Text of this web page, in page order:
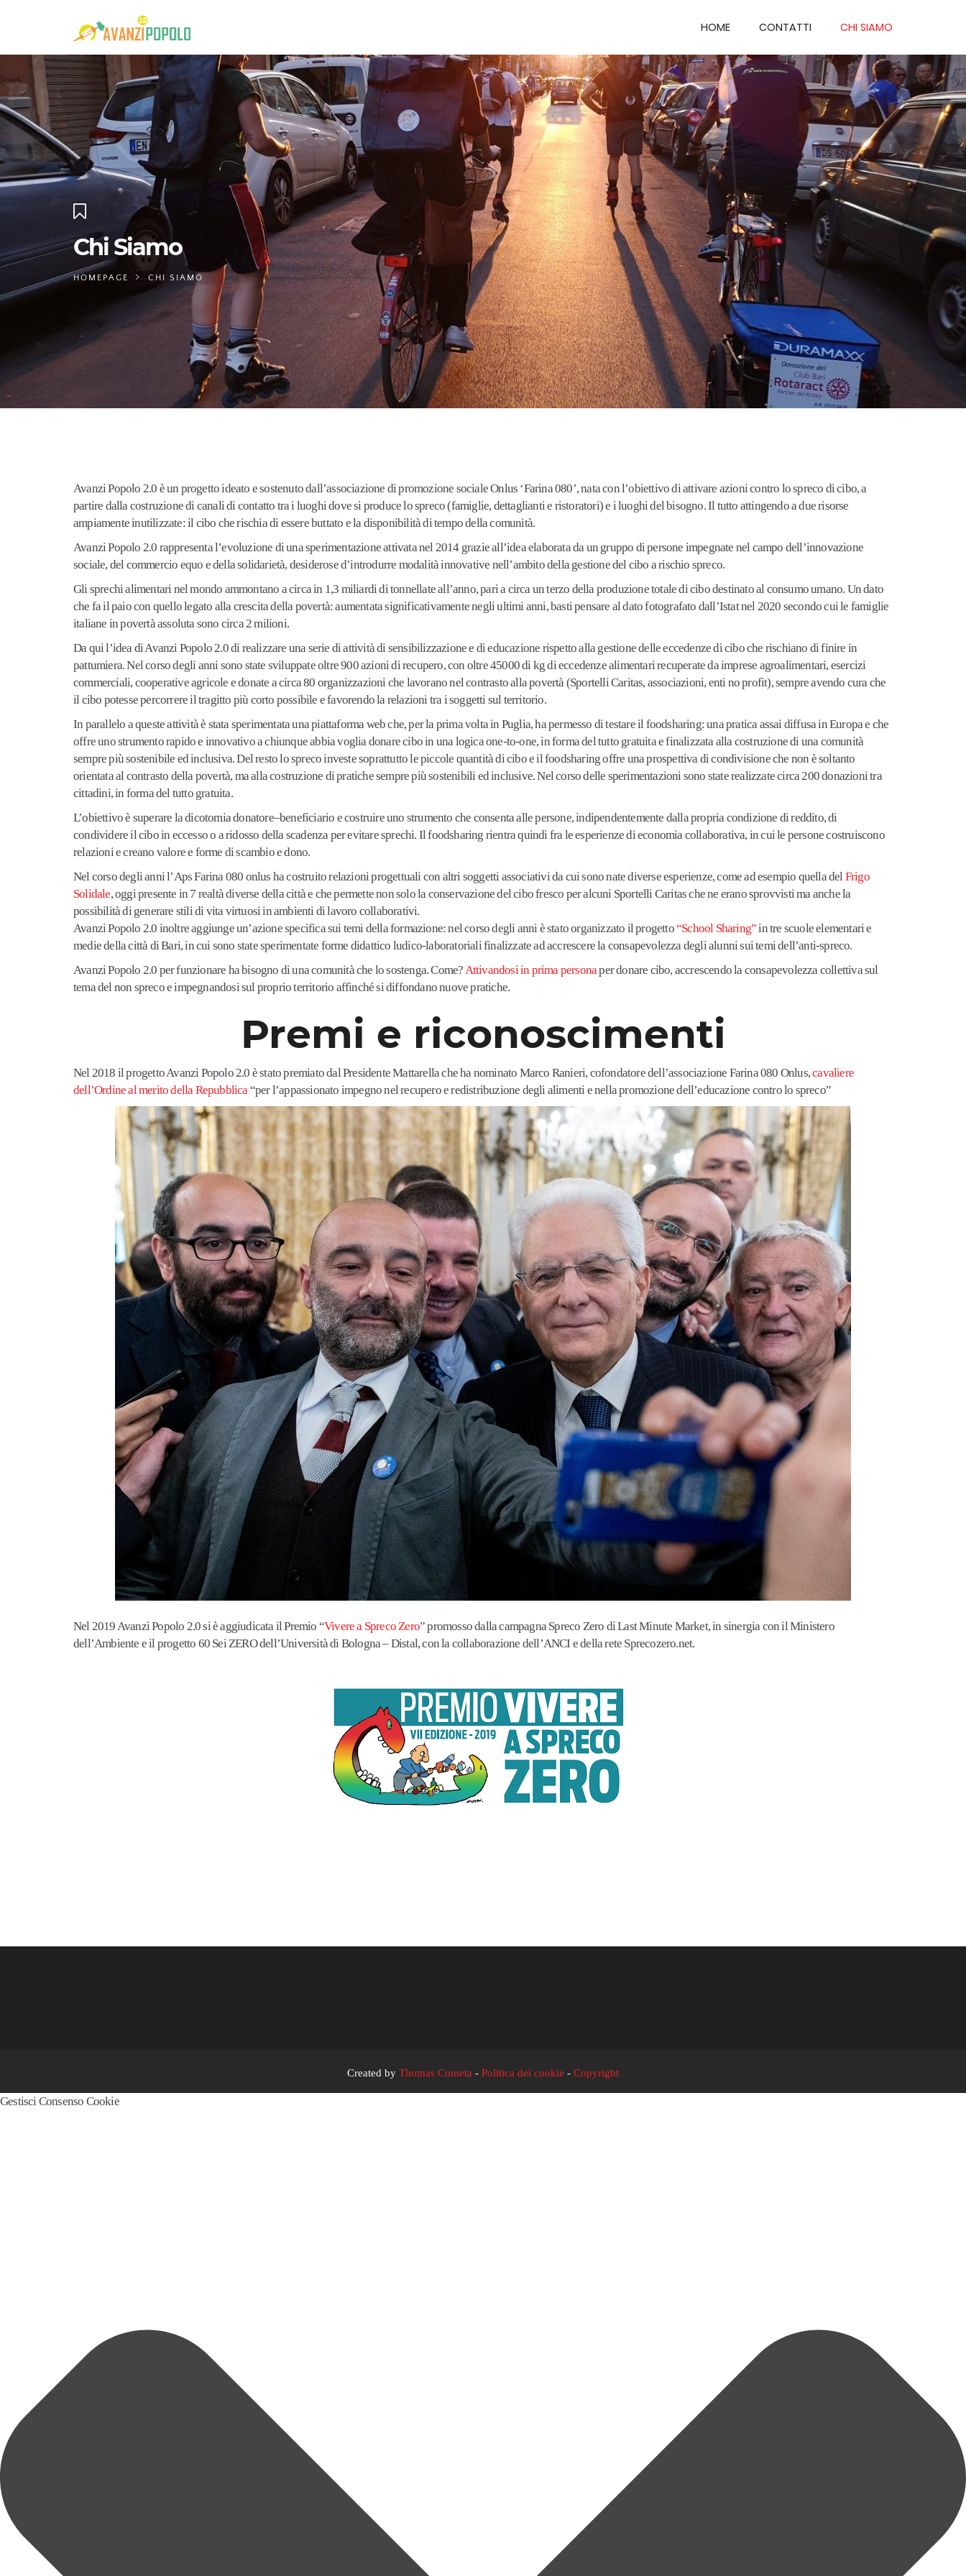
HOME CONTATTI CHI SIAMO
Chi Siamo
HOMEPAGE CHI SIAMO
Avanzi Popolo 2.0 è un progetto ideato e sostenuto dall’associazione di promozione sociale Onlus ‘Farina 080’, nata con l’obiettivo di attivare azioni contro lo spreco di cibo, a
partire dalla costruzione di canali di contatto tra i luoghi dove si produce lo spreco (famiglie, dettaglianti e ristoratori) e i luoghi del bisogno. Il tutto attingendo a due risorse
ampiamente inutilizzate: il cibo che rischia di essere buttato e la disponibilità di tempo della comunità.
Avanzi Popolo 2.0 rappresenta l’evoluzione di una sperimentazione attivata nel 2014 grazie all’idea elaborata da un gruppo di persone impegnate nel campo dell’innovazione
sociale, del commercio equo e della solidarietà, desiderose d’introdurre modalità innovative nell’ambito della gestione del cibo a rischio spreco.
Gli sprechi alimentari nel mondo ammontano a circa in 1,3 miliardi di tonnellate all’anno, pari a circa un terzo della produzione totale di cibo destinato al consumo umano. Un dato
che fa il paio con quello legato alla crescita della povertà: aumentata significativamente negli ultimi anni, basti pensare al dato fotografato dall’Istat nel 2020 secondo cui le famiglie
italiane in povertà assoluta sono circa 2 milioni.
Da qui l’idea di Avanzi Popolo 2.0 di realizzare una serie di attività di sensibilizzazione e di educazione rispetto alla gestione delle eccedenze di cibo che rischiano di finire in
pattumiera. Nel corso degli anni sono state sviluppate oltre 900 azioni di recupero, con oltre 45000 di kg di eccedenze alimentari recuperate da imprese agroalimentari, esercizi
commerciali, cooperative agricole e donate a circa 80 organizzazioni che lavorano nel contrasto alla povertà (Sportelli Caritas, associazioni, enti no profit), sempre avendo cura che
il cibo potesse percorrere il tragitto più corto possibile e favorendo la relazioni tra i soggetti sul territorio.
In parallelo a queste attività è stata sperimentata una piattaforma web che, per la prima volta in Puglia, ha permesso di testare il foodsharing: una pratica assai diffusa in Europa e che
offre uno strumento rapido e innovativo a chiunque abbia voglia donare cibo in una logica one-to-one, in forma del tutto gratuita e finalizzata alla costruzione di una comunità
sempre più sostenibile ed inclusiva. Del resto lo spreco investe soprattutto le piccole quantità di cibo e il foodsharing offre una prospettiva di condivisione che non è soltanto
orientata al contrasto della povertà, ma alla costruzione di pratiche sempre più sostenibili ed inclusive. Nel corso delle sperimentazioni sono state realizzate circa 200 donazioni tra
cittadini, in forma del tutto gratuita.
L’obiettivo è superare la dicotomia donatore–beneficiario e costruire uno strumento che consenta alle persone, indipendentemente dalla propria condizione di reddito, di
condividere il cibo in eccesso o a ridosso della scadenza per evitare sprechi. Il foodsharing rientra quindi fra le esperienze di economia collaborativa, in cui le persone costruiscono
relazioni e creano valore e forme di scambio e dono.
Nel corso degli anni l’Aps Farina 080 onlus ha costruito relazioni progettuali con altri soggetti associativi da cui sono nate diverse esperienze, come ad esempio quella delFrigo
Solidale, oggi presente in 7 realtà diverse della città e che permette non solo la conservazione del cibo fresco per alcuni Sportelli Caritas che ne erano sprovvisti ma anche la
possibilità di generare stili di vita virtuosi in ambienti di lavoro collaborativi.
Avanzi Popolo 2.0 inoltre aggiunge un’azione specifica sui temi della formazione: nel corso degli anni è stato organizzato il progetto“School Sharing”in tre scuole elementari e
medie della città di Bari, in cui sono state sperimentate forme didattico ludico-laboratoriali finalizzate ad accrescere la consapevolezza degli alunni sui temi dell’anti-spreco.
Avanzi Popolo 2.0 per funzionare ha bisogno di una comunità che lo sostenga. Come?Attivandosi in prima personaper donare cibo, accrescendo la consapevolezza collettiva sul
tema del non spreco e impegnandosi sul proprio territorio affinché si diffondano nuove pratiche.
Premi e riconoscimenti
Nel 2018 il progetto Avanzi Popolo 2.0 è stato premiato dal Presidente Mattarella che ha nominato Marco Ranieri, cofondatore dell’associazione Farina 080 Onlus,cavaliere
dell’Ordine al merito della Repubblica“per l’appassionato impegno nel recupero e redistribuzione degli alimenti e nella promozione dell’educazione contro lo spreco”
Nel 2019 Avanzi Popolo 2.0 si è aggiudicata il Premio “Vivere a Spreco Zero” promosso dalla campagna Spreco Zero di Last Minute Market, in sinergia con il Ministero
dell’Ambiente e il progetto 60 Sei ZERO dell’Università di Bologna – Distal, con la collaborazione dell’ANCI e della rete Sprecozero.net.
Created by Thomas Cometa - Politica dei cookie - Copyright
Gestisci Consenso Cookie